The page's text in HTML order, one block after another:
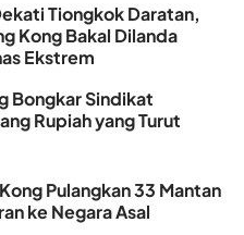
Tiongkok Daratan,
Kong Bakal Dilanda
Ekstrem
Bongkar Sindikat
Rupiah yang Turut
Pulangkan 33 Mantan
ke Negara Asal